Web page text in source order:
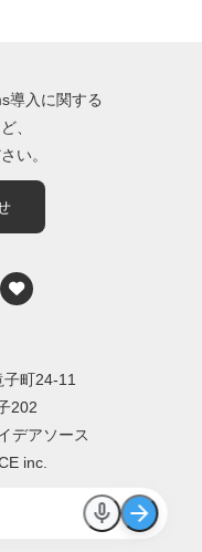
導入に関する
、
い。
子町24-11
202
デアソース
inc.
close
mic arrow_forward